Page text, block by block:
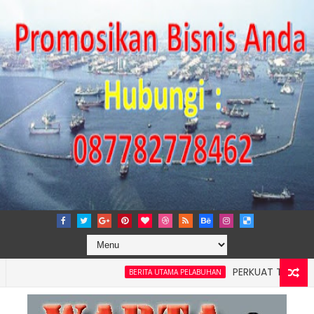
BERITA UTAMA PELABUHAN
PERKUAT TATA KELOLA
4: Pelindo Jasa Maritim Dengar Keluhan dan Kebutuhan